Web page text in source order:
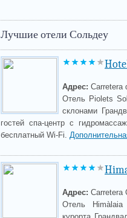
Лучшие отели Сольдеу
Адрес: Carretera
Отель Piolets
склонами
гостей спа-центр с
бесплатный Wi-Fi.
Адрес: Carretera
Отель